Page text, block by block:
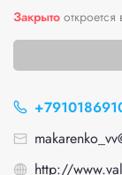
Закрыто
http://